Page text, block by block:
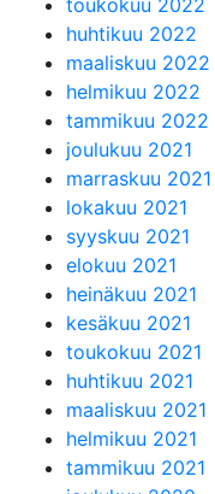
toukokuu 2022
huhtikuu 2022
maaliskuu 2022
helmikuu 2022
tammikuu 2022
joulukuu 2021
marraskuu 2021
lokakuu 2021
syyskuu 2021
elokuu 2021
heinäkuu 2021
kesäkuu 2021
toukokuu 2021
huhtikuu 2021
maaliskuu 2021
helmikuu 2021
tammikuu 2021